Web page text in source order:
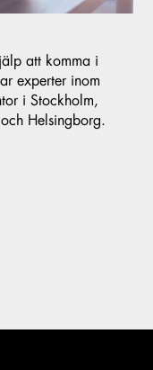
att komma i
experter inom
i Stockholm,
Helsingborg.